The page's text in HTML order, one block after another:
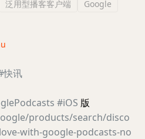
泛用型播客客户端
Google
快讯
#iOS 版
products/search/disco
with-google-podcasts-no